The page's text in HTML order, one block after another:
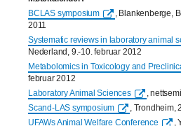
BCLAS symposium
, Blankenberge,
2011
Systematic reviews in laboratory animal
Nederland, 9.-10. februar 2012
Metabolomics in Toxicology and
februar 2012
Laboratory Animal Sciences
,
Scand-LAS symposium
, Trondheim,
UFAWs Animal Welfare Conference
,